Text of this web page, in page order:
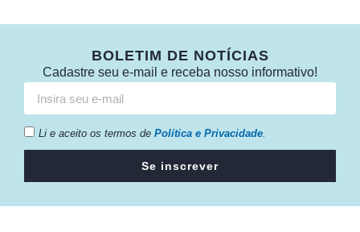
BOLETIM DE NOTÍCIAS
Cadastre seu e-mail e receba nosso informativo!
Li e aceito os termos de Política e Privacidade.
Se inscrever